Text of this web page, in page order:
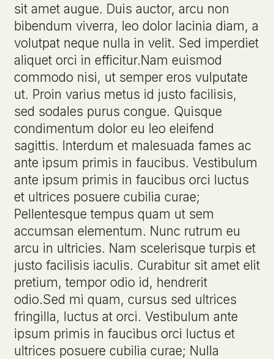
sit amet augue. Duis auctor, arcu non
bibendum viverra, leo dolor lacinia diam, a
volutpat neque nulla in velit. Sed imperdiet
aliquet orci in efficitur.Nam euismod
commodo nisi, ut semper eros vulputate
ut. Proin varius metus id justo facilisis,
sed sodales purus congue. Quisque
condimentum dolor eu leo eleifend
sagittis. Interdum et malesuada fames ac
ante ipsum primis in faucibus. Vestibulum
ante ipsum primis in faucibus orci luctus
et ultrices posuere cubilia curae;
Pellentesque tempus quam ut sem
accumsan elementum. Nunc rutrum eu
arcu in ultricies. Nam scelerisque turpis et
justo facilisis iaculis. Curabitur sit amet elit
pretium, tempor odio id, hendrerit
odio.Sed mi quam, cursus sed ultrices
fringilla, luctus at orci. Vestibulum ante
ipsum primis in faucibus orci luctus et
ultrices posuere cubilia curae; Nulla